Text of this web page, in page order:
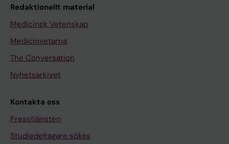
Redaktionellt material
Medicinsk Vetenskap
Medicinvetarna
The Conversation
Nyhetsarkivet
Kontakta oss
Presstjänsten
Studiedeltagare sökes